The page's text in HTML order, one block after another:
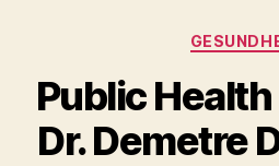
Public
Dr. Demetre